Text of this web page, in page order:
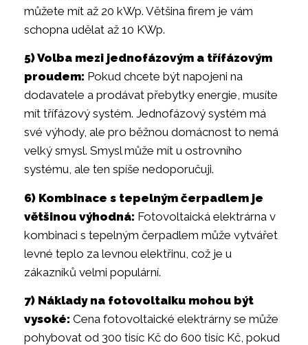
můžete mít až 20 kWp. Většina firem je vám
schopna udělat až 10 KWp.
5) Volba mezi jednofázovým a třífázovým
proudem: Pokud chcete být napojeni na
dodavatele a prodávat přebytky energie, musíte
mít třífázový systém. Jednofázový systém má
své výhody, ale pro běžnou domácnost to nemá
velký smysl. Smysl může mít u ostrovního
systému, ale ten spíše nedoporučuji.
6) Kombinace s tepelným čerpadlem je
většinou výhodná: Fotovoltaická elektrárna v
kombinaci s tepelným čerpadlem může vytvářet
levné teplo za levnou elektřinu, což je u
zákazníků velmi populární.
7) Náklady na fotovoltaiku mohou být
vysoké: Cena fotovoltaické elektrárny se může
pohybovat od 300 tisíc Kč do 600 tisíc Kč, pokud